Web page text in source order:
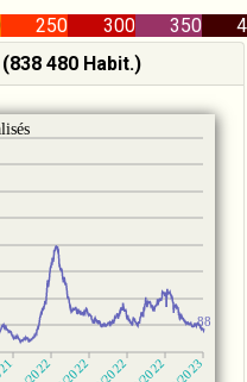
250 300 350
480 Habit.)